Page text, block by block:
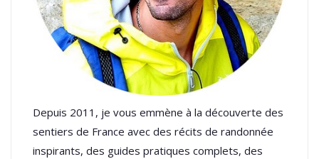
Depuis 2011, je vous emmène à la découverte des
sentiers de France avec des récits de randonnée
inspirants, des guides pratiques complets, des